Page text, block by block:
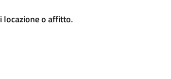
locazione o affitto.